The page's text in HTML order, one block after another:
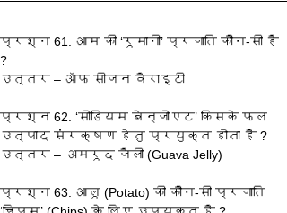
प्रश्‍न 61. आम की ‘रूमानी’ प्रजाति कौन-सी है
?
उत्तर – ऑफ सीजन वैराइटी
प्रश्‍न 62. ‘सोडियम बेन्जोएट’ किसके फल
उत्पाद संरक्षण हेतु प्रयुक्त होता है ?
उत्तर – अमरूद जैली (Guava Jelly)
प्रश्‍न 63. आलू (Potato) की कौन-सी प्रजाति